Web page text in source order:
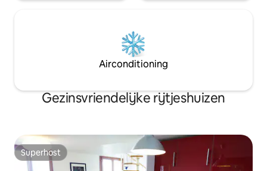
Airconditioning
Gezinsvriendelijke rijtjeshuizen
Superhost
Superhost